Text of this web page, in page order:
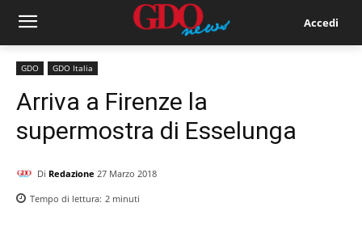
Accedi
GDO GDO Italia
Arriva a Firenze la
supermostra di Esselunga
Di Redazione 27 Marzo 2018
Tempo di lettura: 2 minuti